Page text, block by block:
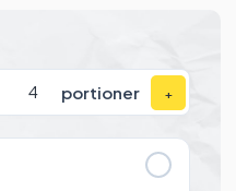
portioner +